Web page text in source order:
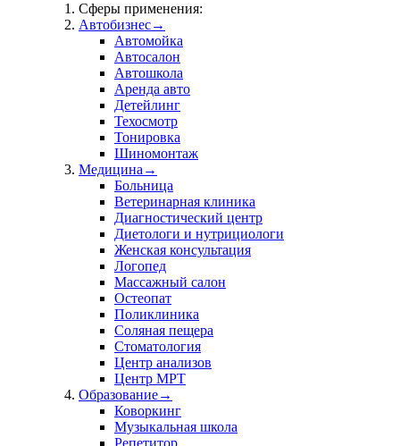
Сферы применения:
Автобизнес→
Автомойка
Автосалон
Автошкола
Аренда авто
Детейлинг
Техосмотр
Тонировка
Шиномонтаж
Медицина →
Больница
Ветеринарная клиника
Диагностический центр
Диетологи и нутрициологи
Женская консультация
Логопед
Массажный салон
Остеопат
Поликлиника
Соляная пещера
Стоматология
Центр анализов
Центр МРТ
Образование→
Коворкинг
Музыкальная школа
Репетитор